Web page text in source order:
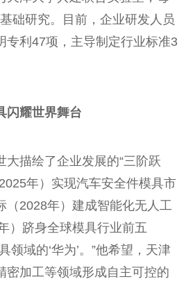
础研究。目前，企业研发人员
专利47项，主导制定行业标准3
闪耀世界舞台
大描绘了企业发展的“三阶跃
年）实现汽车安全件模具市
（2028年）建成智能化无人工
）跻身全球模具行业前五
领域的‘华为’。”他希望，天津
密加工等领域形成自主可控的